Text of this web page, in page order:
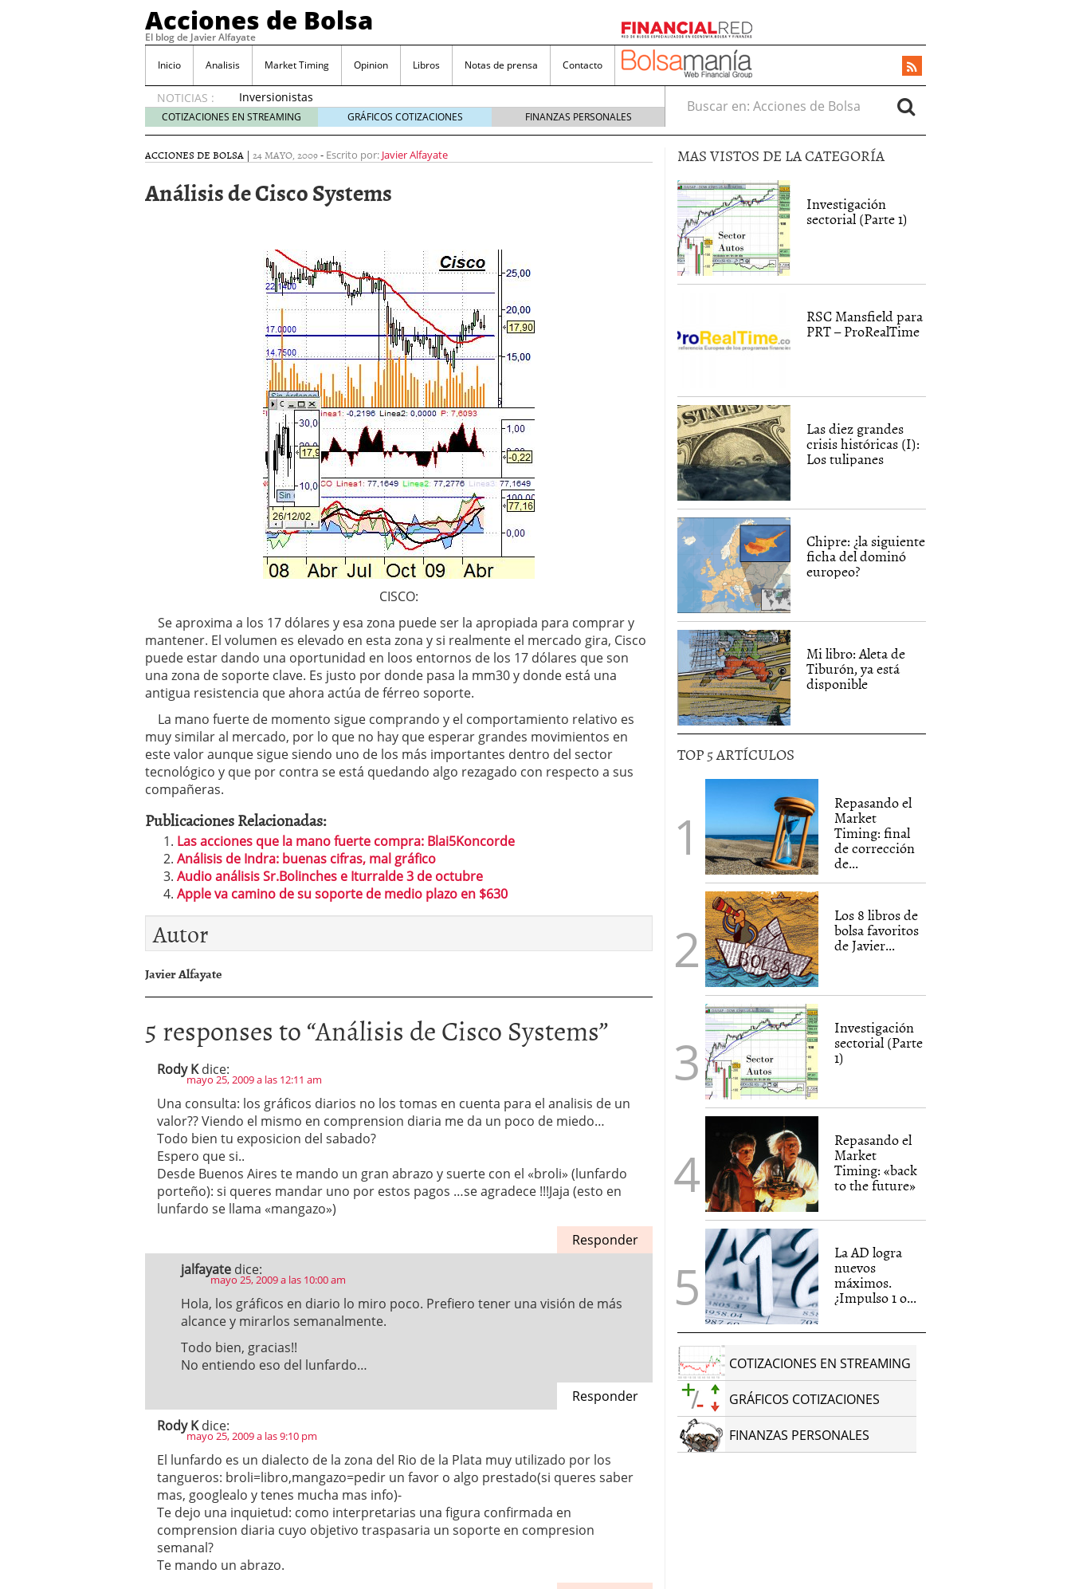
Acciones de Bolsa
El blog de Javier Alfayate
Inicio Analisis Market Timing Opinion Libros Notas de prensa Contacto
NOTICIAS :
Inversionistas
VIP en
México
creciente
por SIFX
noviembre 30, 2024
Entendiendo los ETF de Bitcoin noviembre 22, 2024
Dividend Kings: empresas que destacan por sus dividendos constantes
noviembre 12, 2024
Descubre RealAdvisor: Una poderosa herramienta para tus inversiones
inmobiliarias septiembre 23, 2024
COTIZACIONES EN STREAMING GRÁFICOS COTIZACIONES FINANZAS PERSONALES
Buscar en:
ACCIONES DE BOLSA | 24 MAYO, 2009- Escrito por: Javier Alfayate
Análisis de Cisco Systems
CISCO:
Se aproxima a los 17 dólares y esa zona puede ser la apropiada para comprar y
mantener. El volumen es elevado en esta zona y si realmente el mercado gira, Cisco
puede estar dando una oportunidad en loos entornos de los 17 dólares que son
una zona de soporte clave. Es justo por donde pasa la mm30 y donde está una
antigua resistencia que ahora actúa de férreo soporte.
La mano fuerte de momento sigue comprando y el comportamiento relativo es
muy similar al mercado, por lo que no hay que esperar grandes movimientos en
este valor aunque sigue siendo uno de los más importantes dentro del sector
tecnológico y que por contra se está quedando algo rezagado con respecto a sus
compañeras.
Publicaciones Relacionadas:
Las acciones que la mano fuerte compra: Blai5Koncorde
Análisis de Indra: buenas cifras, mal gráfico
Audio análisis Sr.Bolinches e Iturralde 3 de octubre
Apple va camino de su soporte de medio plazo en $630
Autor
Javier Alfayate
5 responses to “Análisis de Cisco Systems”
Rody K dice:
mayo 25, 2009 a las 12:11 am
Una consulta: los gráficos diarios no los tomas en cuenta para el analisis de un
valor?? Viendo el mismo en comprension diaria me da un poco de miedo…
Todo bien tu exposicion del sabado?
Espero que si..
Desde Buenos Aires te mando un gran abrazo y suerte con el «broli» (lunfardo
porteño): si queres mandar uno por estos pagos …se agradece !!!Jaja (esto en
lunfardo se llama «mangazo»)
Responder
jalfayate dice:
mayo 25, 2009 a las 10:00 am
Hola, los gráficos en diario lo miro poco. Prefiero tener una visión de más
alcance y mirarlos semanalmente.
Todo bien, gracias!!
No entiendo eso del lunfardo…
Responder
Rody K dice:
mayo 25, 2009 a las 9:10 pm
El lunfardo es un dialecto de la zona del Rio de la Plata muy utilizado por los
tangueros: broli=libro,mangazo=pedir un favor o algo prestado(si queres saber
mas, googlealo y tenes mucha mas info)-
Te dejo una inquietud: como interpretarias una figura confirmada en
comprension diaria cuyo objetivo traspasaria un soporte en compresion
semanal?
Te mando un abrazo.
MAS VISTOS DE LA CATEGORÍA
Investigación
sectorial (Parte 1)
RSC Mansfield para
PRT – ProRealTime
Las diez grandes
crisis históricas (I):
Los tulipanes
Chipre: ¿la siguiente
ficha del dominó
europeo?
Mi libro: Aleta de
Tiburón, ya está
disponible
TOP 5 ARTÍCULOS
Repasando el
Market
Timing: final
de corrección
de...
Los 8 libros de
bolsa favoritos
de Javier...
Investigación
sectorial (Parte
1)
Repasando el
Market
Timing: «back
to the future»
La AD logra
nuevos
máximos.
¿Impulso 1 o...
COTIZACIONES EN STREAMING
GRÁFICOS COTIZACIONES
FINANZAS PERSONALES